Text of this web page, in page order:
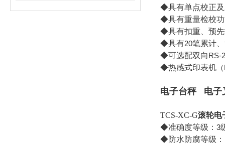
◆具有单点校正及
◆具有重量检校功
◆具有扣重、预
◆具有20笔累计
◆可选配双向RS-
◆热感式印表机
电子台秤 电子
TCS-XC-G滚轮电
◆准确度等级： 3
◆防水防腐等级：